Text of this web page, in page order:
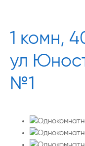
1 комн,
ул
№1